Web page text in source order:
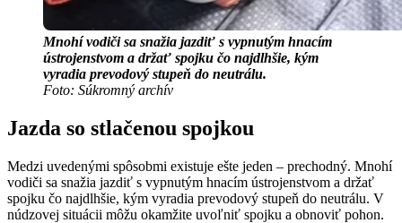
Mnohí vodiči sa snažia jazdiť s vypnutým hnacím
ústrojenstvom a držať spojku čo najdlhšie, kým
vyradia prevodový stupeň do neutrálu.
Foto: Súkromný archív
Jazda so stlačenou spojkou
Medzi uvedenými spôsobmi existuje ešte jeden – prechodný. Mnohí
vodiči sa snažia jazdiť s vypnutým hnacím ústrojenstvom a držať
spojku čo najdlhšie, kým vyradia prevodový stupeň do neutrálu. V
núdzovej situácii môžu okamžite uvoľniť spojku a obnoviť pohon.